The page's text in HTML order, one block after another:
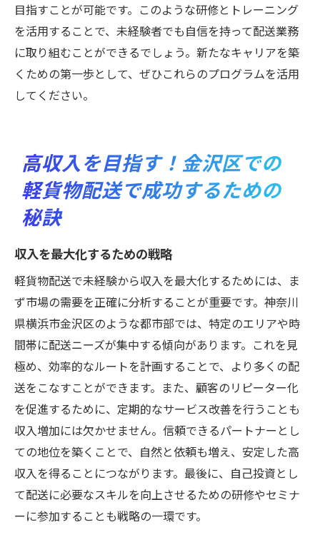
目指すことが可能です。このような研修とトレーニング
を活用することで、未経験者でも自信を持って配送業務
に取り組むことができるでしょう。新たなキャリアを築
くための第一歩として、ぜひこれらのプログラムを活用
してください。
高収入を目指す！金沢区での
軽貨物配送で成功するための
秘訣
収入を最大化するための戦略
軽貨物配送で未経験から収入を最大化するためには、ま
ず市場の需要を正確に分析することが重要です。神奈川
県横浜市金沢区のような都市部では、特定のエリアや時
間帯に配送ニーズが集中する傾向があります。これを見
極め、効率的なルートを計画することで、より多くの配
送をこなすことができます。また、顧客のリピーター化
を促進するために、定期的なサービス改善を行うことも
収入増加には欠かせません。信頼できるパートナーとし
ての地位を築くことで、自然と依頼も増え、安定した高
収入を得ることにつながります。最後に、自己投資とし
て配送に必要なスキルを向上させるための研修やセミナ
ーに参加することも戦略の一環です。